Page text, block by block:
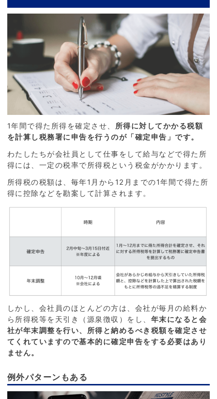
1年間で得た所得を確定させ、 所得に対してかかる税額
を計算し税務署に申告を行うのが「確定申告」です。
わたしたちが会社員として仕事をして給与などで得た所
得には、一定の税率で所得税という税金がかかります。
所得税の税額は、毎年1月から12月までの1年間で得た所
得に控除などを勘案して計算されます。
しかし、会社員のほとんどの方は、会社が毎月の給料か
ら所得税等を天引き（源泉徴収）をし、 年末になると会
社が年末調整を行い、所得と納めるべき税額を確定させ
てくれていますので基本的に確定申告をする必要はあり
ません。
例外パターンもある